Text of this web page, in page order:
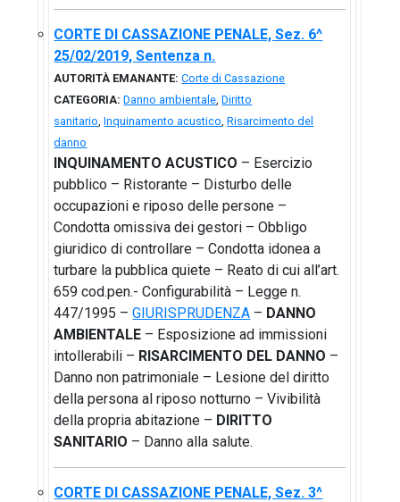
CORTE DI CASSAZIONE PENALE, Sez. 6^
25/02/2019, Sentenza n.
AUTORITÀ EMANANTE: Corte di Cassazione
CATEGORIA: Danno ambientale,Diritto
sanitario,Inquinamento acustico,Risarcimento del
danno
INQUINAMENTO ACUSTICO – Esercizio
pubblico – Ristorante – Disturbo delle
occupazioni e riposo delle persone –
Condotta omissiva dei gestori – Obbligo
giuridico di controllare – Condotta idonea a
turbare la pubblica quiete – Reato di cui all’art.
659 cod.pen.- Configurabilità – Legge n.
447/1995 –GIURISPRUDENZA – DANNO
AMBIENTALE – Esposizione ad immissioni
intollerabili – RISARCIMENTO DEL DANNO –
Danno non patrimoniale – Lesione del diritto
della persona al riposo notturno – Vivibilità
della propria abitazione – DIRITTO
SANITARIO – Danno alla salute.
CORTE DI CASSAZIONE PENALE, Sez. 3^